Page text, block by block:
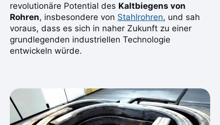
revolutionäre Potential des Kaltbiegens von
Rohren, insbesondere von Stahlrohren, und sah
voraus, dass es sich in naher Zukunft zu einer
grundlegenden industriellen Technologie
entwickeln würde.